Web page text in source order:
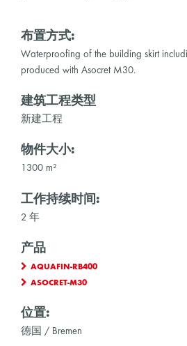
布置方式:
Waterproofing of the building skirt
produced with Asocret M30.
建筑工程类型
新建工程
物件大小:
1300 m²
工作持续时间:
2 年
产品
AQUAFIN-RB400
ASOCRET-M30
位置:
德国 / Bremen